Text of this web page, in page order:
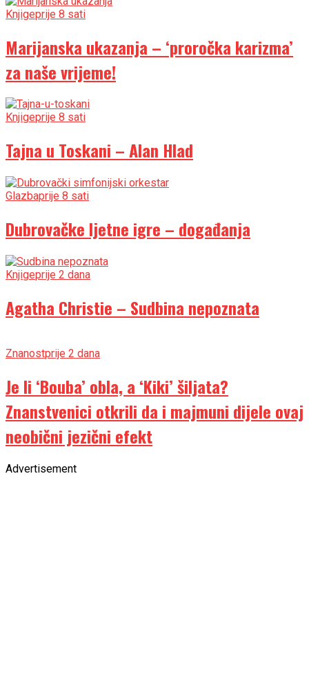
Knjigeprije 8 sati
Marijanska ukazanja – ‘proročka karizma’
za naše vrijeme!
Knjigeprije 8 sati
Tajna u Toskani – Alan Hlad
Glazbaprije 8 sati
Dubrovačke ljetne igre – događanja
Knjigeprije 2 dana
Agatha Christie – Sudbina nepoznata
Znanostprije 2 dana
Je li ‘Bouba’ obla, a ‘Kiki’ šiljata?
Znanstvenici otkrili da i majmuni dijele ovaj
neobični jezični efekt
Advertisement